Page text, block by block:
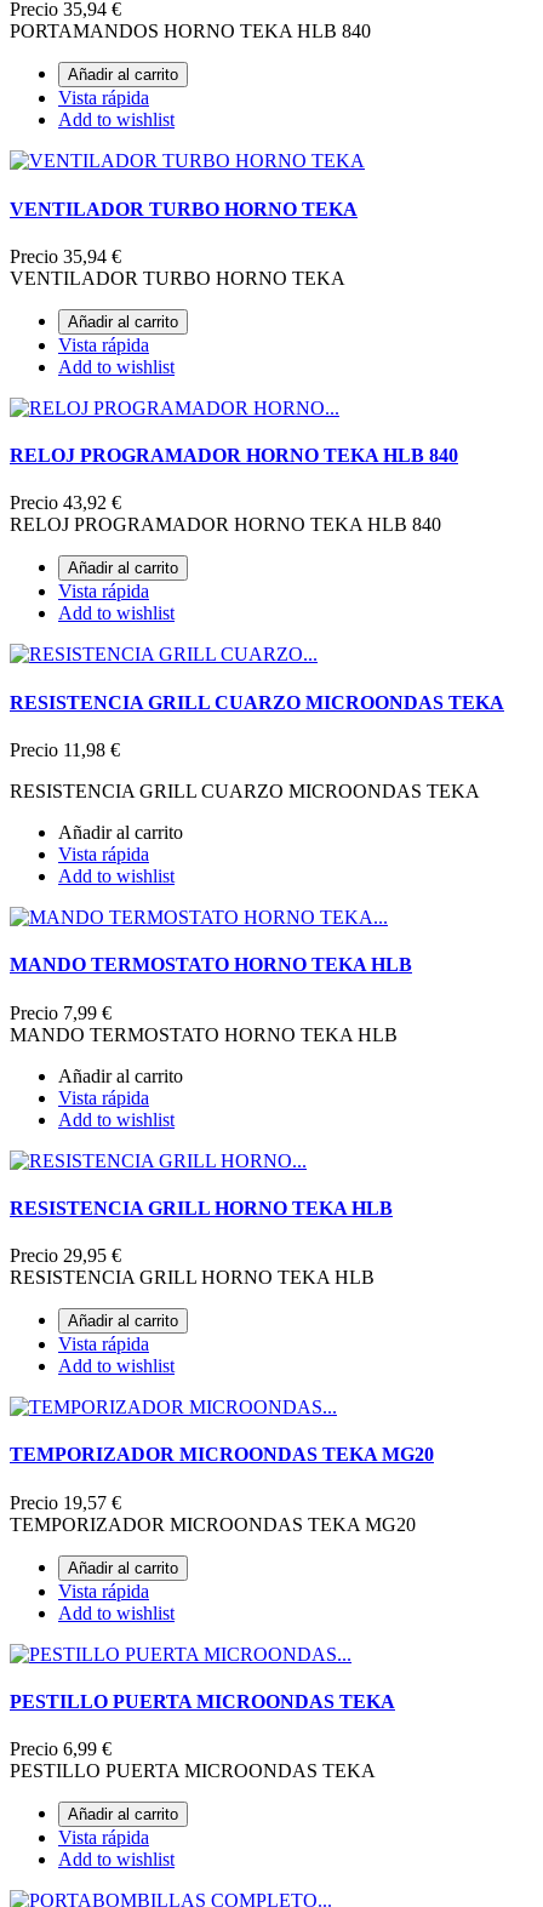
Precio 35,94 €
PORTAMANDOS HORNO TEKA HLB 840
Añadir al carrito
Vista rápida
Add to wishlist
VENTILADOR TURBO HORNO TEKA
Precio 35,94 €
VENTILADOR TURBO HORNO TEKA
Añadir al carrito
Vista rápida
Add to wishlist
RELOJ PROGRAMADOR HORNO TEKA HLB 840
Precio 43,92 €
RELOJ PROGRAMADOR HORNO TEKA HLB 840
Añadir al carrito
Vista rápida
Add to wishlist
RESISTENCIA GRILL CUARZO MICROONDAS TEKA
Precio 11,98 €
RESISTENCIA GRILL CUARZO MICROONDAS TEKA
Añadir al carrito
Vista rápida
Add to wishlist
MANDO TERMOSTATO HORNO TEKA HLB
Precio 7,99 €
MANDO TERMOSTATO HORNO TEKA HLB
Añadir al carrito
Vista rápida
Add to wishlist
RESISTENCIA GRILL HORNO TEKA HLB
Precio 29,95 €
RESISTENCIA GRILL HORNO TEKA HLB
Añadir al carrito
Vista rápida
Add to wishlist
TEMPORIZADOR MICROONDAS TEKA MG20
Precio 19,57 €
TEMPORIZADOR MICROONDAS TEKA MG20
Añadir al carrito
Vista rápida
Add to wishlist
PESTILLO PUERTA MICROONDAS TEKA
Precio 6,99 €
PESTILLO PUERTA MICROONDAS TEKA
Añadir al carrito
Vista rápida
Add to wishlist